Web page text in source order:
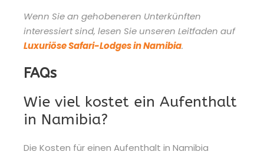
Wenn Sie an gehobeneren Unterkünften
interessiert sind, lesen Sie unseren Leitfaden auf
Luxuriöse Safari-Lodges in Namibia.
FAQs
Wie viel kostet ein Aufenthalt
in Namibia?
Die Kosten für einen Aufenthalt in Namibia